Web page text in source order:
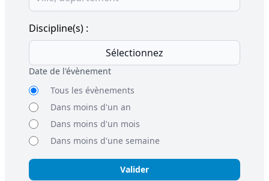
Discipline(s) :
Sélectionnez
Date de l'évènement
Tous les évènements
Dans moins d'un an
Dans moins d'un mois
Dans moins d'une semaine